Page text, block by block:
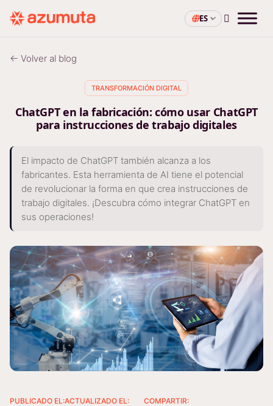
ES
← Volver al blog
TRANSFORMACIÓN DIGITAL
ChatGPT en la fabricación: cómo usar ChatGPT
para instrucciones de trabajo digitales
El impacto de ChatGPT también alcanza a los
fabricantes. Esta herramienta de AI tiene el potencial
de revolucionar la forma en que crea instrucciones de
trabajo digitales. ¡Descubra cómo integrar ChatGPT en
sus operaciones!
PUBLICADO EL:ACTUALIZADO EL: COMPARTIR: